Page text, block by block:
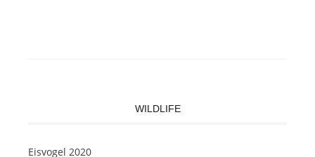
WILDLIFE
Eisvogel 2020